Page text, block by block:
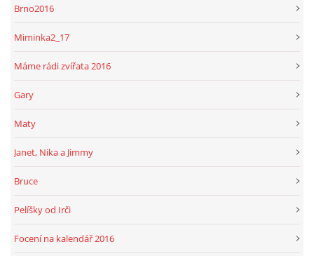
Brno2016
Miminka2_17
Máme rádi zvířata 2016
Gary
Maty
Janet, Nika a Jimmy
Bruce
Pelíšky od Irči
Focení na kalendář 2016